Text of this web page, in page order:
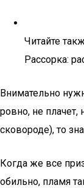
Читайте
Рассорка:
Внимательно
ровно, не плачет,
сковороде), то
Когда же все
обильно, пламя